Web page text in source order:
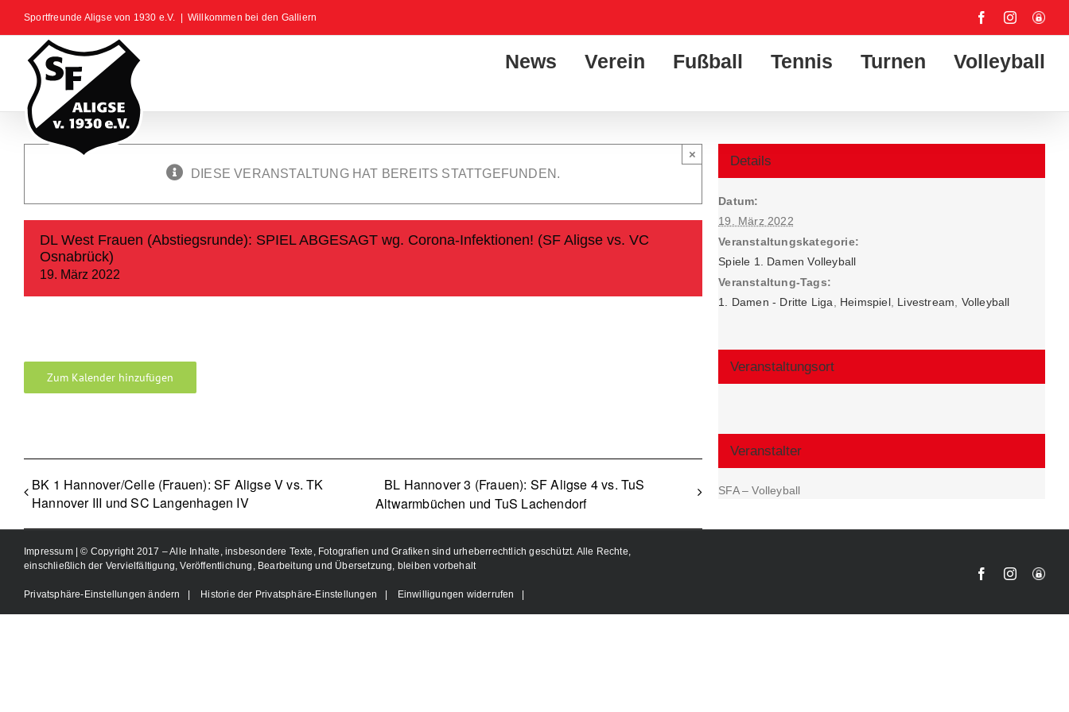
springen
Sportfreunde Aligse von 1930 e.V. Willkommen bei den Galliern FacebookInstagram
User-
News Verein Fußball Tennis Turnen Volleyball
DIESE VERANSTALTUNG HAT BEREITS STATTGEFUNDEN.
×
DL West Frauen (Abstiegsrunde): SPIEL ABGESAGT wg. Corona-Infektionen! (SF Aligse vs. VC
Osnabrück)
19. März 2022
Zum Kalender hinzufügen
BK 1 Hannover/Celle (Frauen): SF Aligse V vs. TK
Hannover III und SC Langenhagen IV
BL Hannover 3 (Frauen): SF Aligse 4 vs. TuS
Altwarmbüchen und TuS Lachendorf
Details
Datum:
19. März 2022
Veranstaltungskategorie:
Spiele 1. Damen Volleyball
Veranstaltung-Tags:
1. Damen - Dritte Liga
Heimspiel, Livestream Volleyball
Veranstaltungsort
Veranstalter
SFA – Volleyball
Impressum | © Copyright 2017 – Alle Inhalte, insbesondere Texte, Fotografien und Grafiken sind urheberrechtlich geschützt. Alle Rechte,
einschließlich der Vervielfältigung, Veröffentlichung, Bearbeitung und Übersetzung, bleiben vorbehalt
Privatsphäre-Einstellungen ändern | Historie der Privatsphäre-Einstellungen | Einwilligungen widerrufen |
FacebookInstagram
User-